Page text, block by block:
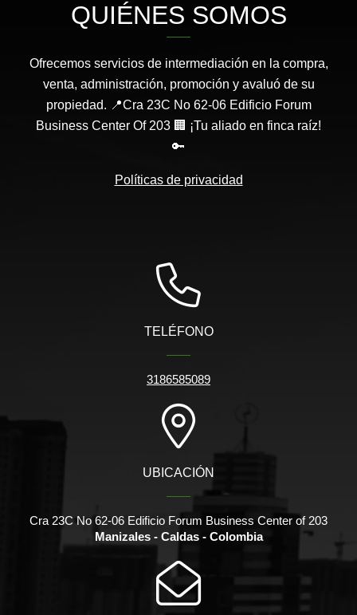
QUIÉNES SOMOS
Ofrecemos servicios de intermediación en la compra,
venta, administración, promoción y avaluó de su
propiedad. 📍Cra 23C No 62-06 Edificio Forum
Business Center Of 203 🏢 ¡Tu aliado en finca raíz!
🔑
Políticas de privacidad
TELÉFONO
3186585089
UBICACIÓN
Cra 23C No 62-06 Edificio Forum Business Center of 203
Manizales - Caldas - Colombia